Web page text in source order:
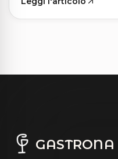
GASTRONA